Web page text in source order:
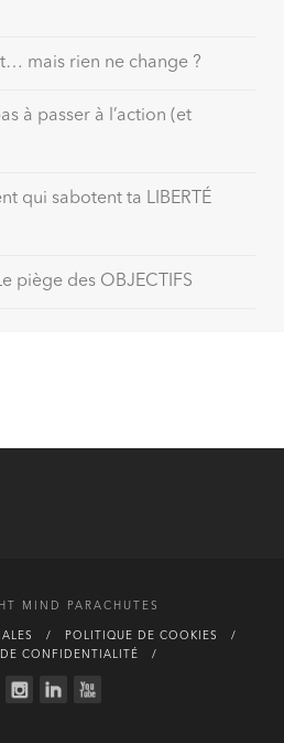
mais rien ne change ?
à passer à l’action (et
qui sabotent ta LIBERTÉ
piège des OBJECTIFS
MIND PARACHUTES
POLITIQUE DE COOKIES
CONFIDENTIALITÉ